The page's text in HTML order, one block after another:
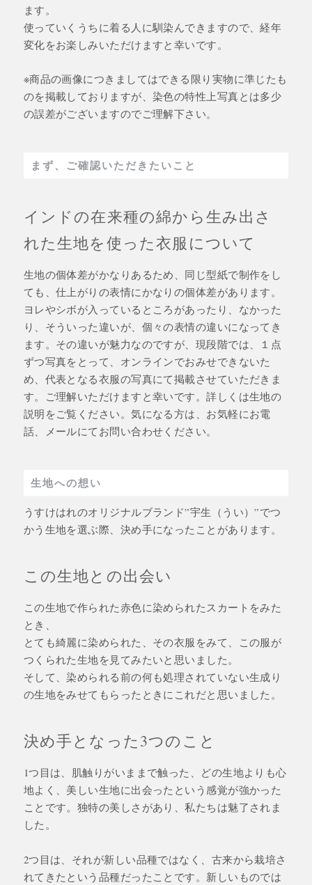
ます。
使っていくうちに着る人に馴染んできますので、経年
変化をお楽しみいただけますと幸いです。
※商品の画像につきましてはできる限り実物に準じたも
のを掲載しておりますが、染色の特性上写真とは多少
の誤差がございますのでご理解下さい。
まず、ご確認いただきたいこと
インドの在来種の綿から生み出さ
れた生地を使った衣服について
生地の個体差がかなりあるため、同じ型紙で制作をし
ても、仕上がりの表情にかなりの個体差があります。
ヨレやシボが入っているところがあったり、なかった
り、そういった違いが、個々の表情の違いになってき
ます。その違いが魅力なのですが、現段階では、１点
ずつ写真をとって、オンラインでおみせできないた
め、代表となる衣服の写真にて掲載させていただきま
す。ご理解いただけますと幸いです。詳しくは生地の
説明をご覧ください。気になる方は、お気軽にお電
話、メールにてお問い合わせください。
生地への想い
うすけはれのオリジナルブランド”宇生（うい）”でつ
かう生地を選ぶ際、決め手になったことがあります。
この生地との出会い
この生地で作られた赤色に染められたスカートをみた
とき、
とても綺麗に染められた、その衣服をみて、この服が
つくられた生地を見てみたいと思いました。
そして、染められる前の何も処理されていない生成り
の生地をみせてもらったときにこれだと思いました。
決め手となった3つのこと
1つ目は、肌触りがいままで触った、どの生地よりも心
地よく、美しい生地に出会ったという感覚が強かった
ことです。独特の美しさがあり、私たちは魅了されま
した。
2つ目は、それが新しい品種ではなく、古来から栽培さ
れてきたという品種だったことです。新しいものでは